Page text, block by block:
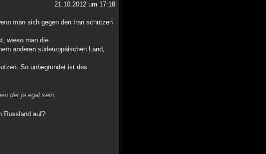
21.10.2012 um 17:18
man sich gegen den Iran schützen
wieso man die
anderen südeuropäischen Land,
So unbegründet ist das
der ja egal sein.
Russland auf?